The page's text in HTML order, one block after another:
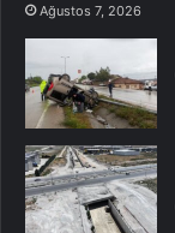
Ağustos 7, 2026